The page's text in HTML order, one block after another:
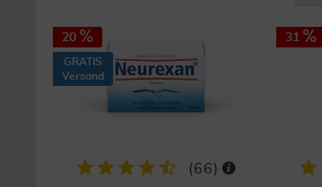
20
GRATIS
Versand
(66)
31